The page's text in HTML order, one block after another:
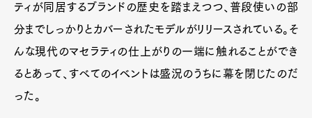
ティが同居するブランドの歴史を踏まえつつ、普段使いの部
分までしっかりとカバーされたモデルがリリースされている。そ
んな現代のマセラティの仕上がりの一端に触れることができ
るとあって、すべてのイベントは盛況のうちに幕を閉じたのだ
った。